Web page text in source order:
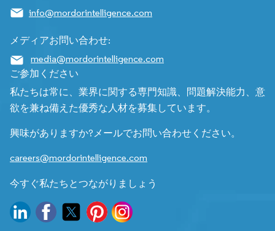
info@mordorintelligence.com
メディアお問い合わせ:
media@mordorintelligence.com
ご参加ください
私たちは常に、業界に関する専門知識、問題解決能力、意
欲を兼ね備えた優秀な人材を募集しています。
興味がありますか?メールでお問い合わせください。
careers@mordorintelligence.com
今すぐ私たちとつながりましょう